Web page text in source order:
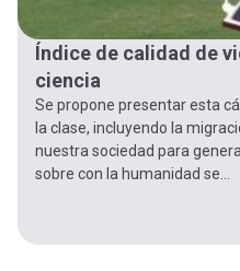
Índice de calidad de
ciencia
Se propone presentar esta
la clase, incluyendo la
nuestra sociedad para
sobre con la humanidad se...